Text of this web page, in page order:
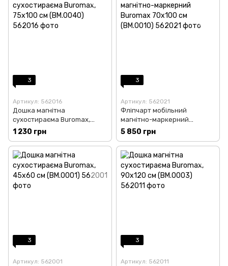
3
Артикул: 562016
Дошка магнітна
сухостираєма Buromax,
75х100 см (BM.0040)
1 230 грн
3
Артикул: 562021
Фліпчарт мобільний
магнітно-маркерний
Buromax 70х100 см (BM.0010)
5 850 грн
3
Артикул: 562001
3
Артикул: 562011